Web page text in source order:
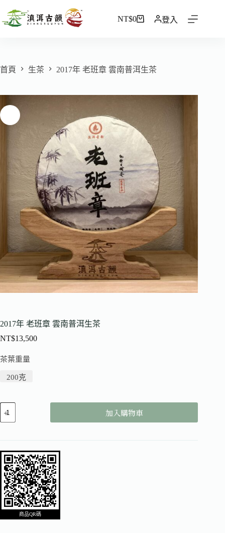
NT$0 登入
首頁 生茶 2017年 老班章 雲南普洱生茶
2017年 老班章 雲南普洱生茶
NT$13,500
茶葉重量
200克
加入購物車
商品QR碼